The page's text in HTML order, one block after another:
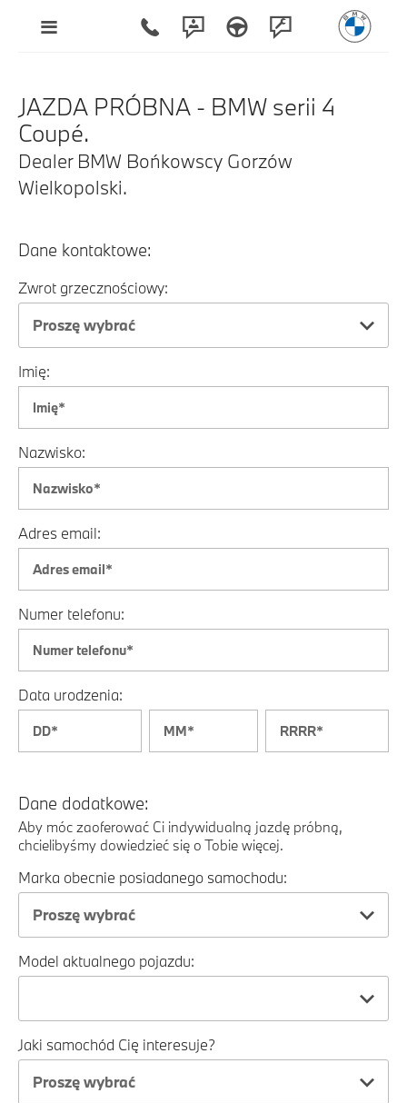
JAZDA PRÓBNA - BMW serii 4
Coupé.
Dealer BMW Bońkowscy Gorzów
Wielkopolski.
Dane kontaktowe:
Zwrot grzecznościowy:
Proszę wybrać
Imię:
Nazwisko:
Adres email:
Numer telefonu:
Data urodzenia:
Dane dodatkowe:
Aby móc zaoferować Ci indywidualną jazdę próbną,
chcielibyśmy dowiedzieć się o Tobie więcej.
Marka obecnie posiadanego samochodu:
Proszę wybrać
Model aktualnego pojazdu:
Jaki samochód Cię interesuje?
Proszę wybrać